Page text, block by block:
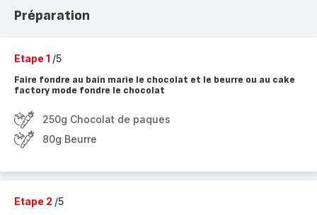
Préparation
Etape 1 /5
Faire fondre au bain marie le chocolat et le beurre ou au cake
factory mode fondre le chocolat
250g Chocolat de paques
80g Beurre
Etape 2 /5